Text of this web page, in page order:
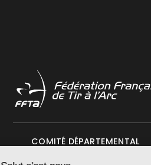
COMITÉ DÉPARTEMENTAL